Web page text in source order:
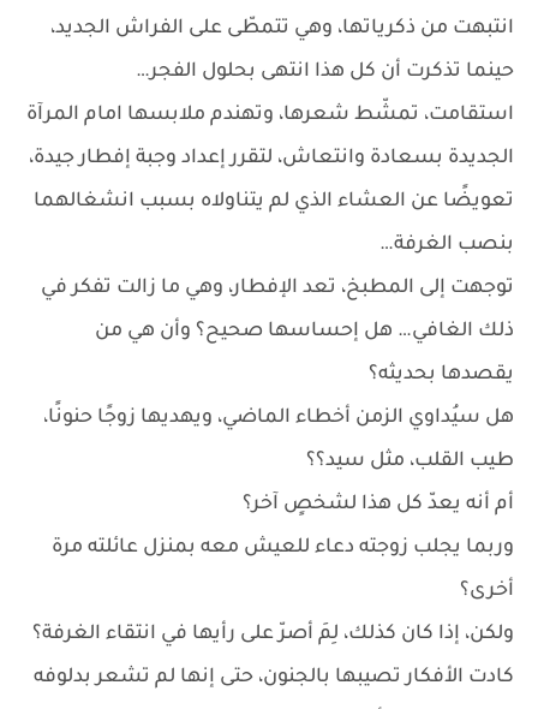
انتبهت من ذكرياتها، وهي تتمطّى على الفراش الجديد،
حينما تذكرت أن كل هذا انتهى بحلول الفجر…
استقامت، تمشّط شعرها، وتهندم ملابسها امام المرآة
الجديدة بسعادة وانتعاش، لتقرر إعداد وجبة إفطار جيدة،
تعويضًا عن العشاء الذي لم يتناولاه بسبب انشغالهما
بنصب الغرفة…
توجهت إلى المطبخ، تعد الإفطار، وهي ما زالت تفكر في
ذلك الغافي… هل إحساسها صحيح؟ وأن هي من
يقصدها بحديثه؟
هل سيُداوي الزمن أخطاء الماضي، ويهديها زوجًا حنونًا،
طيب القلب، مثل سيد؟؟
أم أنه يعدّ كل هذا لشخصٍ آخر؟
وربما يجلب زوجته دعاء للعيش معه بمنزل عائلته مرة
أخرى؟
ولكن، إذا كان كذلك، لِمَ أصرّ على رأيها في انتقاء الغرفة؟
كادت الأفكار تصيبها بالجنون، حتى إنها لم تشعر بدلوفه